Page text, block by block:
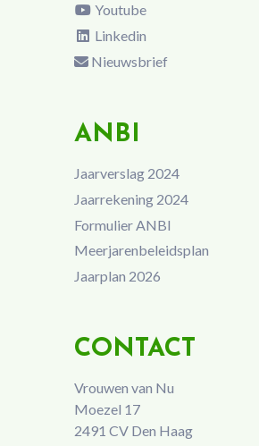
Youtube
Linkedin
Nieuwsbrief
ANBI
Jaarverslag 2024
Jaarrekening 2024
Formulier ANBI
Meerjarenbeleidsplan
Jaarplan 2026
CONTACT
Vrouwen van Nu
Moezel 17
2491 CV Den Haag